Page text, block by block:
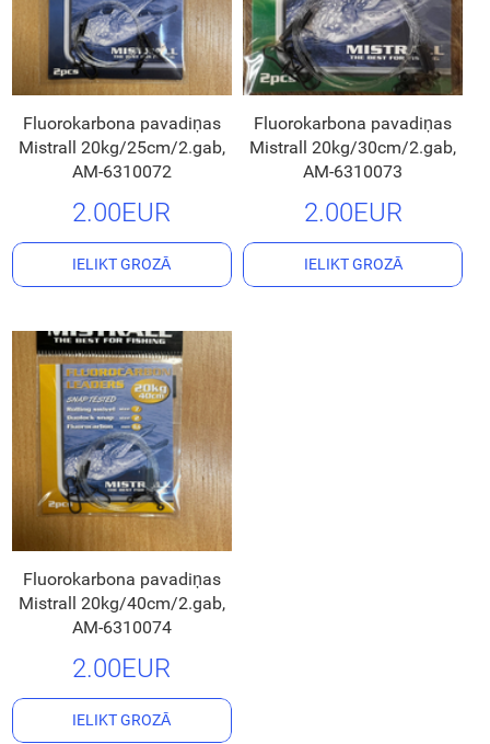
Fluorokarbona pavadiņas
Mistrall 20kg/25cm/2.gab,
AM-6310072
2.00EUR
IELIKT GROZĀ
Fluorokarbona pavadiņas
Mistrall 20kg/30cm/2.gab,
AM-6310073
2.00EUR
IELIKT GROZĀ
Fluorokarbona pavadiņas
Mistrall 20kg/40cm/2.gab,
AM-6310074
2.00EUR
IELIKT GROZĀ